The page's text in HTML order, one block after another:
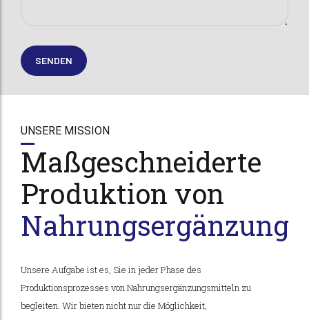
UNSERE MISSION
Maßgeschneiderte
Produktion von
Unsere Aufgabe ist es, Sie in jeder Phase des
Produktionsprozesses von Nahrungsergänzungsmitteln zu
begleiten. Wir bieten nicht nur die Möglichkeit,
Maßgeschneiderte
Produktion von
und der Ermittlung von Wachstumschancen. Durch sorgfältige
Analyse von Branchentrends und Verbraucherpräferenzen
entwickeln wir Produkte, die sich durch Qualität und Innovation